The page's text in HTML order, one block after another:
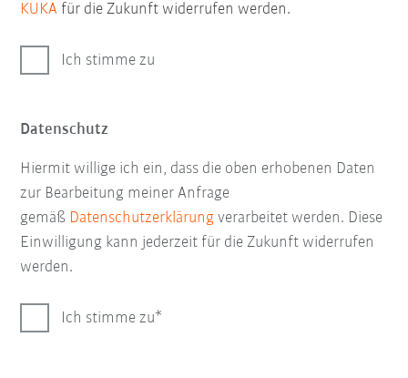
KUKA für die Zukunft widerrufen werden.
Ich stimme zu
Datenschutz
Hiermit willige ich ein, dass die oben erhobenen Daten
zur Bearbeitung meiner Anfrage
gemäß Datenschutzerklärung verarbeitet werden. Diese
Einwilligung kann jederzeit für die Zukunft widerrufen
werden.
Ich stimme zu